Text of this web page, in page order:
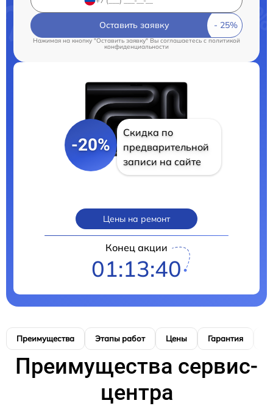
Оставить заявку
Нажимая на кнопку "Оставить заявку" Вы соглашаетесь cполитикой
конфиденциальности
-20%
Скидка по
предварительной
записи на сайте
Цены на ремонт
Конец акции
01:13:40
Преимущества Этапы работ Цены Гарантия
Преимущества сервис-
центра